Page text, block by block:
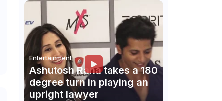
Entertainment
Ashutosh Rana takes a 180
degree turn in playing an
upright lawyer